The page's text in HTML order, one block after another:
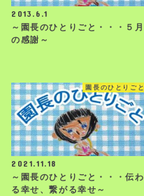
2013.6.1
～園長のひとりごと・・・５月
の感謝～
園長のひとりごと
2021.11.18
～園長のひとりごと・・・伝わ
る幸せ、繋がる幸せ～